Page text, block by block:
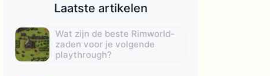
Laatste artikelen
Wat zijn de beste Rimworld-
zaden voor je volgende
playthrough?